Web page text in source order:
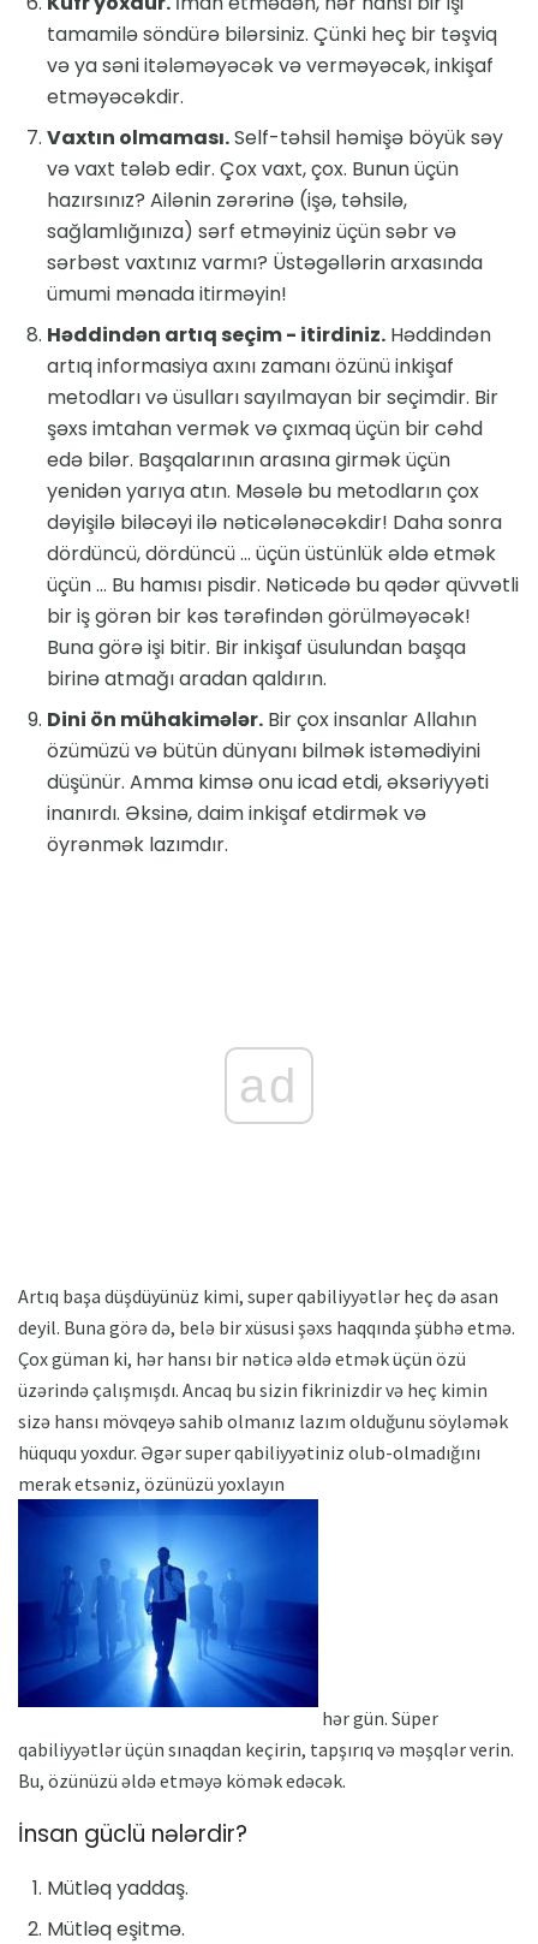
tamamilə söndürə bilərsiniz. Çünki heç bir təşviq
və ya səni itələməyəcək və verməyəcək, inkişaf
etməyəcəkdir.
Vaxtın olmaması.Self-təhsil həmişə böyük səy
və vaxt tələb edir. Çox vaxt, çox. Bunun üçün
hazırsınız? Ailənin zərərinə (işə, təhsilə,
sağlamlığınıza) sərf etməyiniz üçün səbr və
sərbəst vaxtınız varmı? Üstəgəllərin arxasında
ümumi mənada itirməyin!
Həddindən artıq seçim - itirdiniz. Həddindən
artıq informasiya axını zamanı özünü inkişaf
metodları və üsulları sayılmayan bir seçimdir. Bir
şəxs imtahan vermək və çıxmaq üçün bir cəhd
edə bilər. Başqalarının arasına girmək üçün
yenidən yarıya atın. Məsələ bu metodların çox
dəyişilə biləcəyi ilə nəticələnəcəkdir! Daha sonra
dördüncü, dördüncü ... üçün üstünlük əldə etmək
üçün ... Bu hamısı pisdir. Nəticədə bu qədər qüvvətli
bir iş görən bir kəs tərəfindən görülməyəcək!
Buna görə işi bitir. Bir inkişaf üsulundan başqa
birinə atmağı aradan qaldırın.
Dini ön mühakimələr. Bir çox insanlar Allahın
özümüzü və bütün dünyanı bilmək istəmədiyini
düşünür. Amma kimsə onu icad etdi, əksəriyyəti
inanırdı. Əksinə, daim inkişaf etdirmək və
öyrənmək lazımdır.
ad
Artıq başa düşdüyünüz kimi, super qabiliyyətlər heç də asan
deyil. Buna görə də, belə bir xüsusi şəxs haqqında şübhə etmə.
Çox güman ki, hər hansı bir nəticə əldə etmək üçün özü
üzərində çalışmışdı. Ancaq bu sizin fikrinizdir və heç kimin
sizə hansı mövqeyə sahib olmanız lazım olduğunu söyləmək
hüququ yoxdur. Əgər super qabiliyyətiniz olub-olmadığını
merak etsəniz, özünüzü yoxlayın
hər gün. Süper
qabiliyyətlər üçün sınaqdan keçirin, tapşırıq və məşqlər verin.
Bu, özünüzü əldə etməyə kömək edəcək.
İnsan güclü nələrdir?
Mütləq yaddaş.
Mütləq eşitmə.